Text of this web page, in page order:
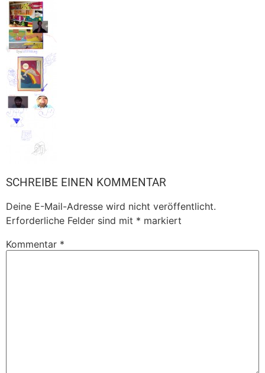
SCHREIBE EINEN KOMMENTAR
Deine E-Mail-Adresse wird nicht veröffentlicht.
Erforderliche Felder sind mit * markiert
Kommentar *